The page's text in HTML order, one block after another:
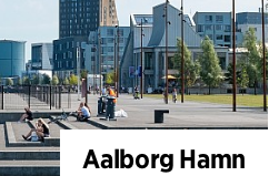
Aalborg Hamn